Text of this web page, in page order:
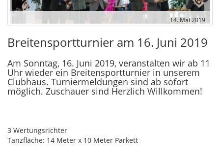
14. Mai 2019
Breitensportturnier am 16. Juni 2019
Am Sonntag, 16. Juni 2019, veranstalten wir ab 11
Uhr wieder ein Breitensportturnier in unserem
Clubhaus. Turniermeldungen sind ab sofort
möglich. Zuschauer sind Herzlich Willkommen!
3 Wertungsrichter
Tanzfläche: 14 Meter x 10 Meter Parkett